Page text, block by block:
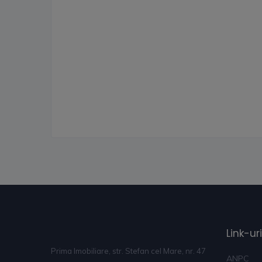
Prima Imobiliare, str. Stefan cel Mare, nr. 47
Link-
ANPC